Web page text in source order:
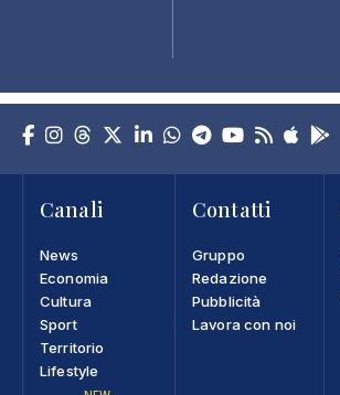
Canali
News
Economia
Cultura
Sport
Territorio
Lifestyle
Contatti
Gruppo
Redazione
Pubblicità
Lavora con noi